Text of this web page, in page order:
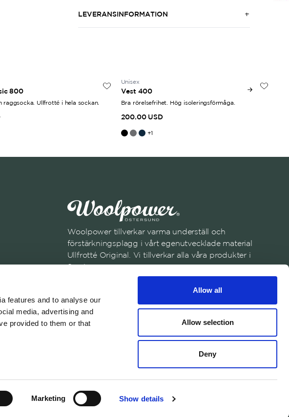
features and to analyse our
media, advertising and
provided to them or that
Marketing Show details
Allow all
Allow selection
Deny
LEVERANSINFORMATION
800
raggsocka. Ullfrotté i hela sockan.
Unisex
Vest 400
Bra rörelsefrihet. Hög isoleringsförmåga.
200.00 USD
+1
Woolpower tillverkar varma underställ och
förstärkningsplagg i vårt egenutvecklade material
Ullfrotté Original. Vi tillverkar alla våra produkter i
Sverige.
Anmäl dig till vårt nyhetsbrev
Registrera dig
Genom att anmäla dig till vårt nyhetsbrev samtycker du till vår
Integritetspolicy
United States
Austria
Canada
Croatia
Czech Republic
© 2026 Woolpower